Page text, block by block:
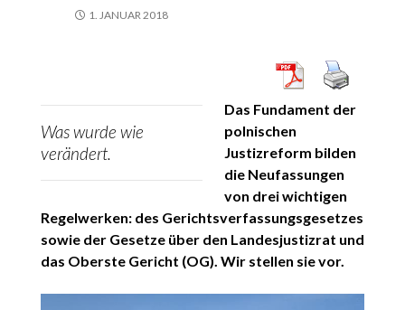
1. JANUAR 2018
Was wurde wie
verändert.
Das Fundament der
polnischen
Justizreform bilden
die Neufassungen
von drei wichtigen
Regelwerken: des Gerichtsverfassungsgesetzes
sowie der Gesetze über den Landesjustizrat und
das Oberste Gericht (OG). Wir stellen sie vor.